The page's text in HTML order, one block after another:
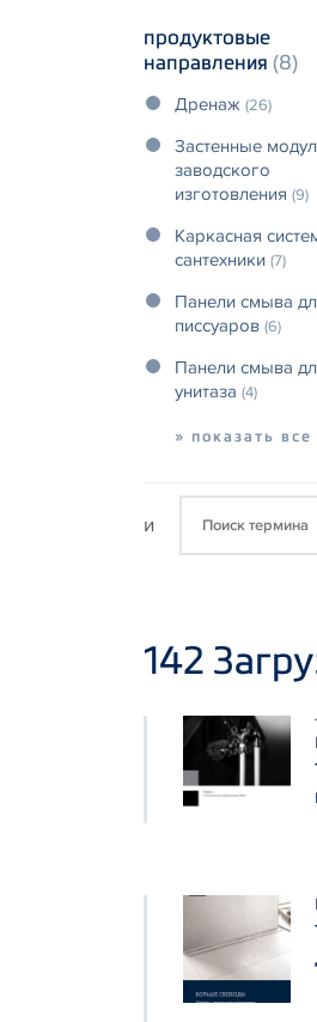
продуктовые
направления (8)
Дренаж (26)
Застенные
заводского
изготовления (9)
Каркасная
сантехники (7)
Панели смыва
писсуаров (6)
Панели смыва
унитаза (4)
» показать все
и
142